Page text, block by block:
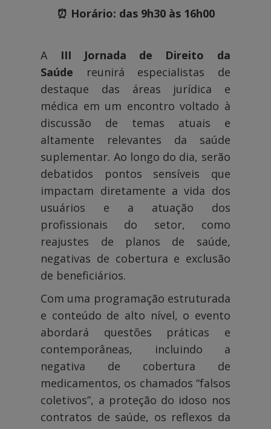
⏰ Horário: das 9h30 às 16h00
A
III Jornada de Direito da
Saúde reunirá especialistas de
destaque das áreas jurídica e
médica em um encontro voltado à
discussão de temas atuais e
altamente relevantes da saúde
suplementar. Ao longo do dia, serão
debatidos pontos sensíveis que
impactam diretamente a vida dos
usuários e a atuação dos
profissionais do setor, como
reajustes de planos de saúde,
negativas de cobertura e exclusão
de beneficiários.
Com uma programação estruturada
e conteúdo de alto nível, o evento
abordará questões práticas e
contemporâneas, incluindo a
negativa de cobertura de
medicamentos, os chamados “falsos
coletivos”, a proteção do idoso nos
contratos de saúde, os reflexos da